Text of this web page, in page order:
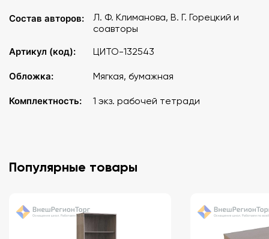
Состав авторов:
Л. Ф. Климанова, В. Г. Горецкий и
соавторы
Артикул (код):
ЦИТО-132543
Обложка: Мягкая, бумажная
Комплектность: 1 экз. рабочей тетради
Популярные товары